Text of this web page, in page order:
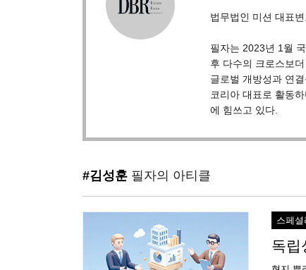
법무법인 미션 대표
필자는 2023년 1월
후 다수의 크로스보
글로벌 개방성과 연
코리아 대표로 활동
에 힘쓰고 있다.
#김성훈 필자의 아티클
스페셜
독립